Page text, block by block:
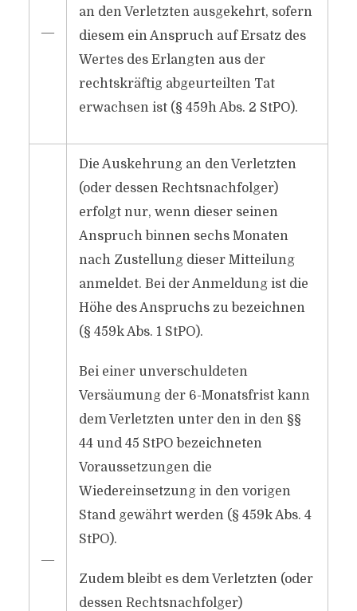
―
an den Verletzten ausgekehrt, sofern
diesem ein Anspruch auf Ersatz des
Wertes des Erlangten aus der
rechtskräftig abgeurteilten Tat
erwachsen ist (§ 459h Abs. 2 StPO).
―
Die Auskehrung an den Verletzten
(oder dessen Rechtsnachfolger)
erfolgt nur, wenn dieser seinen
Anspruch binnen sechs Monaten
nach Zustellung dieser Mitteilung
anmeldet. Bei der Anmeldung ist die
Höhe des Anspruchs zu bezeichnen
(§ 459k Abs. 1 StPO).
Bei einer unverschuldeten
Versäumung der 6-Monatsfrist kann
dem Verletzten unter den in den §§
44 und 45 StPO bezeichneten
Voraussetzungen die
Wiedereinsetzung in den vorigen
Stand gewährt werden (§ 459k Abs. 4
StPO).
Zudem bleibt es dem Verletzten (oder
dessen Rechtsnachfolger)